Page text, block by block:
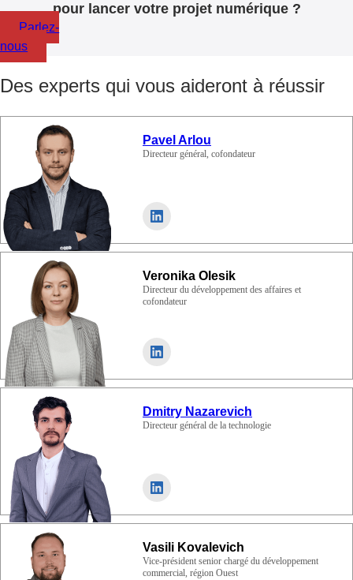
pour lancer votre projet numérique ?
Parlez-
nous
Des experts qui vous aideront à réussir
Pavel Arlou
Directeur général, cofondateur
Veronika Olesik
Directeur du développement des affaires et
cofondateur
Dmitry Nazarevich
Directeur général de la technologie
Vasili Kovalevich
Vice-président senior chargé du développement
commercial, région Ouest